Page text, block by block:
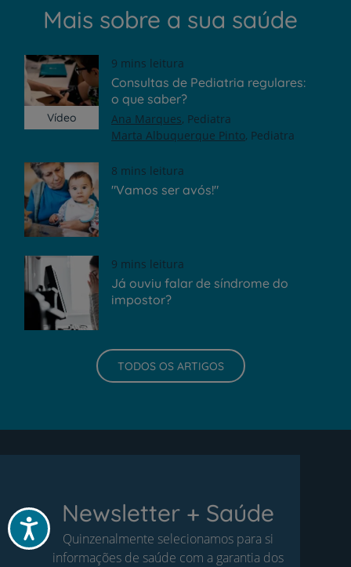
Acessibilidade
Mais sobre a sua saúde
Vídeo
9 mins leitura
Consultas de Pediatria regulares:
o que saber?
Ana Marques Pediatra
Marta Albuquerque Pinto Pediatra
8 mins leitura
"Vamos ser avós!"
9 mins leitura
Já ouviu falar de síndrome do
impostor?
TODOS OS ARTIGOS
Newsletter + Saúde
Quinzenalmente selecionamos para si
informações de saúde com a garantia dos